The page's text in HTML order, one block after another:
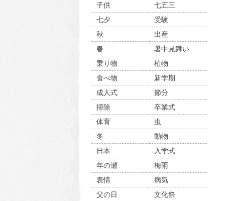
子供
七五三
七夕
受験
秋
出産
春
暑中見舞い
乗り物
植物
食べ物
新学期
成人式
節分
掃除
卒業式
体育
虫
冬
動物
日本
入学式
年の瀬
梅雨
表情
病気
父の日
文化祭